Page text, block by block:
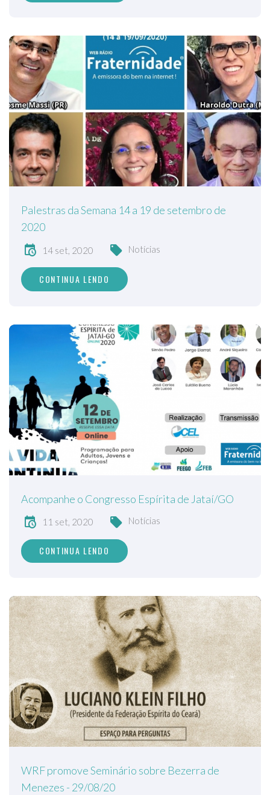
Palestras da Semana 14 a 19 de setembro de
2020
14 set, 2020 Notícias
CONTINUA LENDO
Acompanhe o Congresso Espírita de Jataí/GO
11 set, 2020 Notícias
CONTINUA LENDO
WRF promove Seminário sobre Bezerra de
Menezes - 29/08/20